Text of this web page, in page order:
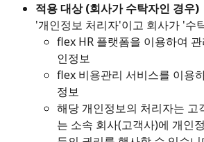
적용 대상 (회사가 수탁자인 경우)
'개인정보 처리자'이고 회사가 '수
flex HR 플랫폼을 이용하여
인정보
flex 비용관리 서비스를 이용
정보
해당 개인정보의 처리자는 고
는 소속 회사(고객사)에 개인